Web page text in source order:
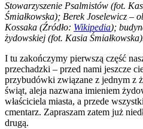
Stowarzyszenie Psalmistów (fot.
Śmiałkowska); Berek Joselewicz –
Kossaka (Źródło: Wikipedia);
żydowskiej (fot. Kasia Śmiałkowska)
I tu zakończymy pierwszą część
przechadzki – przed nami jeszcze
przybudówki związane z jednym z
świąt, aleja nazwana imieniem
właściciela miasta, a przede
cmentarz. Zapraszam zatem już
drugą.